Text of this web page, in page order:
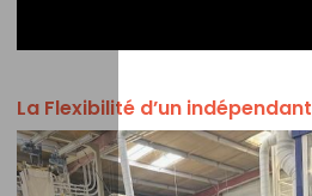
La Flexibilité d’un indépendant